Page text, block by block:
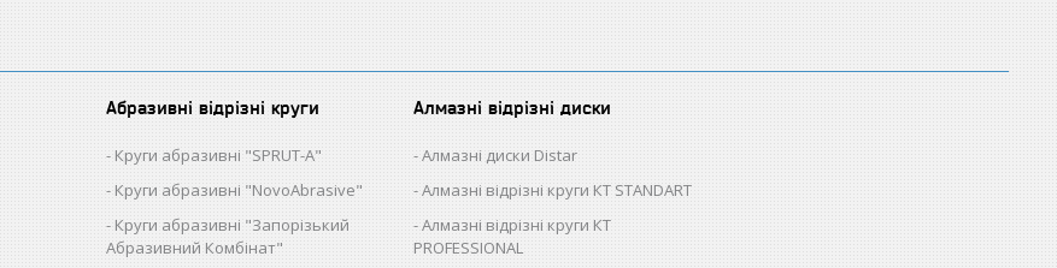
Абразивні відрізні круги
Круги абразивні "SPRUT-A"
Круги абразивні "NovoAbrasive"
Круги абразивні "Запорізький
Абразивний Комбінат"
Алмазні відрізні диски
Алмазні диски Distar
Алмазні відрізні круги КТ STANDART
Алмазні відрізні круги КТ
PROFESSIONAL